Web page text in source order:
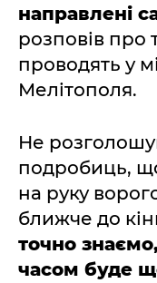
направлені
розповів про
проводять у
Мелітополя.
Не
подробиць,
на руку
ближче до
точно
часом буде